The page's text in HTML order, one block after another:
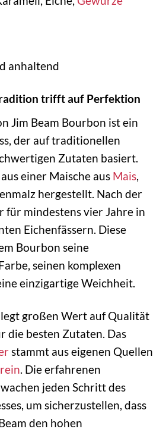
anhaltend
trifft auf Perfektion
Jim Beam Bourbon ist ein
der auf traditionellen
Zutaten basiert.
einer Maische aus Mais,
hergestellt. Nach der
mindestens vier Jahre in
Eichenfässern. Diese
Bourbon seine
seinen komplexen
einzigartige Weichheit.
großen Wert auf Qualität
die besten Zutaten. Das
stammt aus eigenen Quellen
rein. Die erfahrenen
jeden Schritt des
um sicherzustellen, dass
den hohen